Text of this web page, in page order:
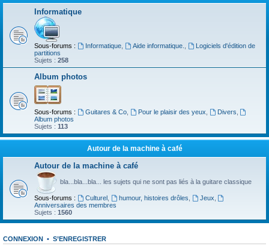
Informatique
Sous-forums : Informatique, Aide informatique.
Logiciels d'édition de
partitions
Sujets : 258
Album photos
Sous-forums : Guitares & Co, Pour le plaisir des yeux Divers
Album photos
Sujets : 113
Autour de la machine à café
Autour de la machine à café
bla...bla...bla... les sujets qui ne sont pas liés à la guitare classique
Sous-forums : Culturel, humour, histoires drôles Jeux
Anniversaires des membres
Sujets : 1560
CONNEXION • S’ENREGISTRER